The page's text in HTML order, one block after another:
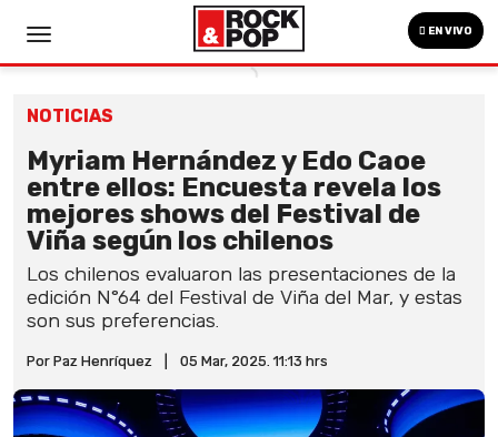
EN VIVO
NOTICIAS
Myriam Hernández y Edo Caoe
entre ellos: Encuesta revela los
mejores shows del Festival de
Viña según los chilenos
Los chilenos evaluaron las presentaciones de la
edición N°64 del Festival de Viña del Mar, y estas
son sus preferencias.
Por Paz Henríquez 05 Mar, 2025. 11:13 hrs